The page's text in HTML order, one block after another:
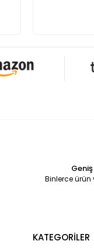
Binlerce
KATEGORİLER